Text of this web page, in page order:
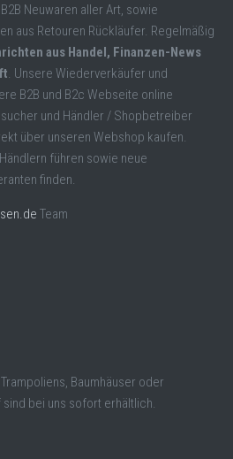
Neuwaren aller Art, sowie
aus Retouren Rückläufer. Regelmäßig
aus Handel, Finanzen-News
. Unsere Wiederverkäufer und
B2B und B2c Webseite online
und Händler / Shopbetreiber
über unseren Webshop kaufen.
führen sowie neue
finden.
Team
Baumhäuser oder
bei uns sofort erhältlich.